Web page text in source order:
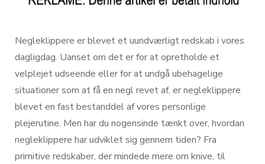
Negleklippere er blevet et uundværligt redskab i vores
dagligdag. Uanset om det er for at opretholde et
velplejet udseende eller for at undgå ubehagelige
situationer som at få en negl revet af, er negleklippere
blevet en fast bestanddel af vores personlige
plejerutine. Men har du nogensinde tænkt over, hvordan
negleklippere har udviklet sig gennem tiden? Fra
primitive redskaber, der mindede mere om knive, til